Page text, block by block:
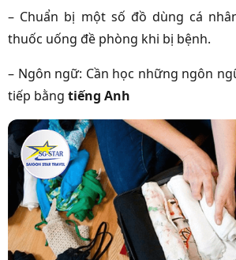
– Chuẩn bị một số đồ dùng cá
thuốc uống đề phòng khi bị bệnh.
– Ngôn ngữ: Cần học những ngôn
tiếp bằng tiếng Anh